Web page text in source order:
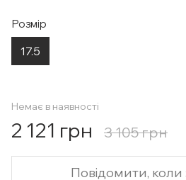
Розмір
17.5
Немає в наявності
2 121 грн 3 105 грн
Повідомити, коли